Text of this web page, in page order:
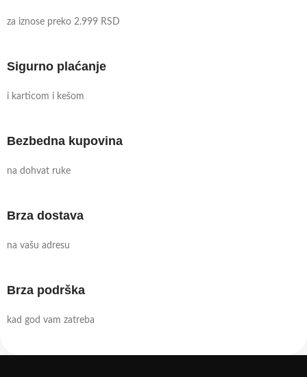
za iznose preko 2.999 RSD
Sigurno plaćanje
i karticom i kešom
Bezbedna kupovina
na dohvat ruke
Brza dostava
na vašu adresu
Brza podrška
kad god vam zatreba